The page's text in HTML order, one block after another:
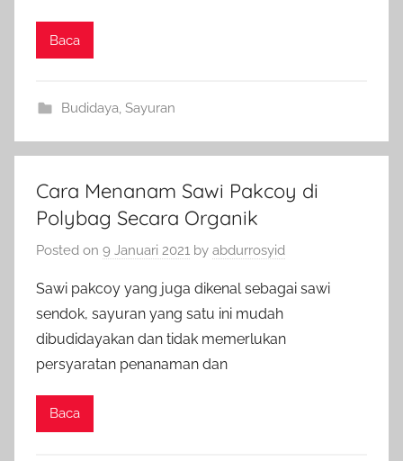
Baca
Budidaya, Sayuran
Cara Menanam Sawi Pakcoy di
Polybag Secara Organik
Posted on 9 Januari 2021 by abdurrosyid
Sawi pakcoy yang juga dikenal sebagai sawi
sendok, sayuran yang satu ini mudah
dibudidayakan dan tidak memerlukan
persyaratan penanaman dan
Baca